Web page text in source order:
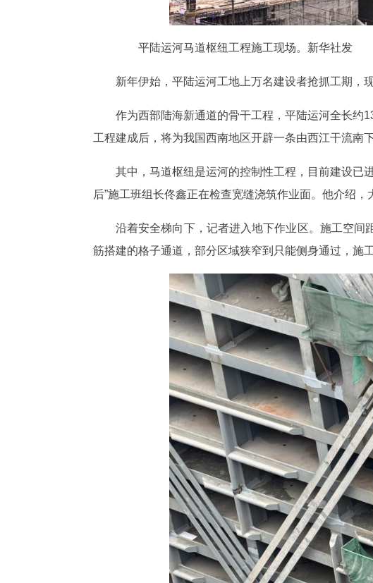
平陆运河马道枢纽工程施工现场。新华社发
新年伊始，平陆运河工地上万名建设者抢抓工期，
作为西部陆海新通道的骨干工程，平陆运河全长约
工程建成后，将为我国西南地区开辟一条由西江干流南
其中，马道枢纽是运河的控制性工程，目前建设已
后”施工班组长佟鑫正在检查宽缝浇筑作业面。他介绍
沿着安全梯向下，记者进入地下作业区。施工空
筋搭建的格子通道，部分区域狭窄到只能侧身通过，施